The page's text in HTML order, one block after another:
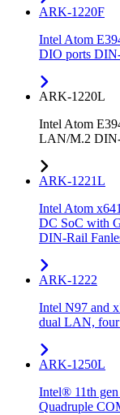
ARK-1220F
Intel Atom
DIO ports
ARK-1220L
Intel Atom
LAN/M.2 DIN-
ARK-1221L
Intel Atom
DC SoC with
DIN-Rail
ARK-1222
Intel N97 and
dual LAN,
ARK-1250L
Intel® 11th
Quadruple